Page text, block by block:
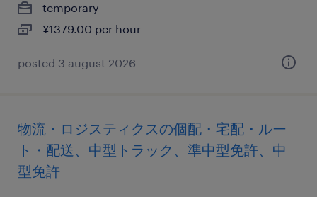
temporary
¥1379.00 per hour
posted 3 august 2026
物流・ロジスティクスの個配・宅配・ルー
ト・配送、中型トラック、準中型免許、中
型免許